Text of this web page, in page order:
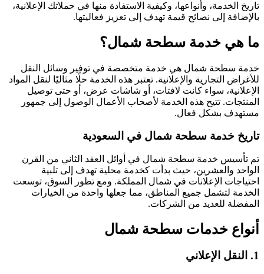
تاريخ الخدمة، وأنواعها، وكيفية الاستفادة منها في حملاتك الإعلانية،
بالإضافة إلى نصائح قيمة تهدف إلى تعزيز فعاليتها.
ما هي خدمة سطحة شمال؟
خدمة سطحة شمال هي خدمة متخصصة في توفير وسائل النقل
للأغراض التجارية والإعلانية. تعتبر هذه الخدمة حلًا مثاليًا لنقل المواد
الإعلانية، سواء كانت لافتات، أو شاشات عرض، أو حتى توصيل
المنتجات. تتيح هذه الخدمة لأصحاب الأعمال الوصول إلى جمهور
مستهدف بشكل فعال.
تاريخ خدمة سطحة شمال في السعودية
تم تأسيس خدمة سطحة شمال في أوائل العقد الثاني من القرن
الواحد والعشرين، حيث بدأت كخدمة محلية تهدف إلى تلبية
احتياجات الإعلانات في شمال المملكة. ومع تطور السوق، توسعت
الخدمة لتشمل جميع المناطق، مما جعلها واحدة من الخيارات
المفضلة للعديد من الشركات.
أنواع خدمات سطحة شمال
1. النقل الإعلاني